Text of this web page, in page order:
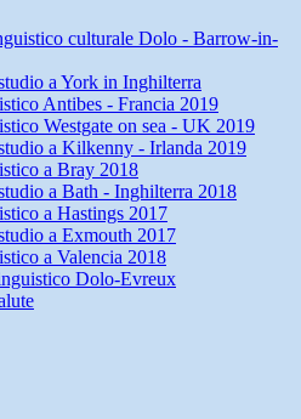
culturale Dolo - Barrow-in-
a York in Inghilterra
Antibes - Francia 2019
Westgate on sea - UK 2019
a Kilkenny - Irlanda 2019
a Bray 2018
a Bath - Inghilterra 2018
a Hastings 2017
a Exmouth 2017
a Valencia 2018
Dolo-Evreux